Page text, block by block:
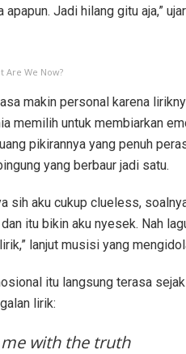
apapun. Jadi hilang gitu aja,”
Are We Now?
makin personal karena
memilih untuk membiarkan
pikirannya yang penuh
yang berbaur jadi satu.
sih aku cukup clueless,
itu bikin aku nyesek. Nah
lanjut musisi yang
itu langsung terasa
lirik:
me with the truth